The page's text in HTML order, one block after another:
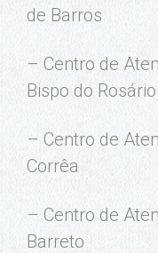
de Barros
– Centro de
Bispo do Rosário
– Centro de
Corrêa
– Centro de
Barreto